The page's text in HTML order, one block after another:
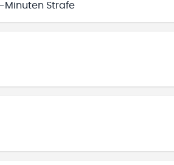
Minuten Strafe